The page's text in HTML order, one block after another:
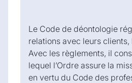
Le Code de déontologie
relations avec leurs
Avec les règlements, il
lequel l’Ordre assure la
en vertu du Code des